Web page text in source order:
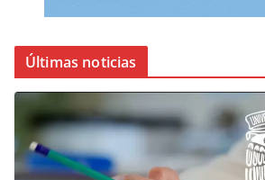
Últimas noticias